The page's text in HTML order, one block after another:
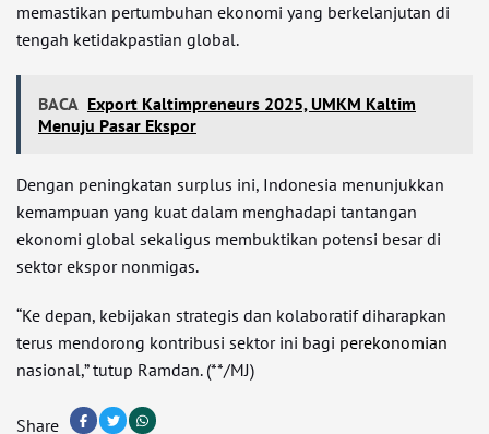
memastikan pertumbuhan ekonomi yang berkelanjutan di
tengah ketidakpastian global.
BACA Export Kaltimpreneurs 2025, UMKM Kaltim
Menuju Pasar Ekspor
Dengan peningkatan surplus ini, Indonesia menunjukkan
kemampuan yang kuat dalam menghadapi tantangan
ekonomi global sekaligus membuktikan potensi besar di
sektor ekspor nonmigas.
“Ke depan, kebijakan strategis dan kolaboratif diharapkan
terus mendorong kontribusi sektor ini bagi perekonomian
nasional,” tutup Ramdan. (**/MJ)
Share